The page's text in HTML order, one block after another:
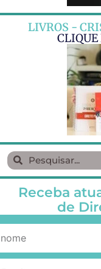
LIVROS -
Receba
de